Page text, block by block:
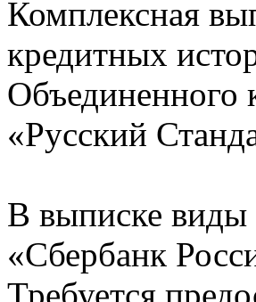
Комплексная
кредитных
Объединенного
«Русский
В выписке виды
«Сбербанк